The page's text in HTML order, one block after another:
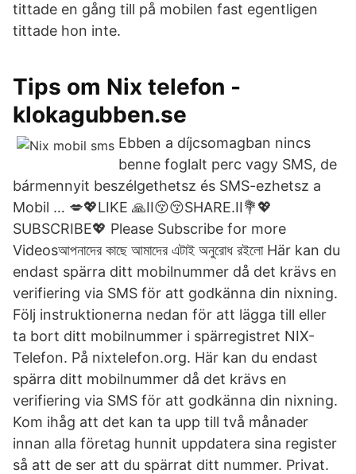
tittade en gång till på mobilen fast egentligen
tittade hon inte.
Tips om Nix telefon -
klokagubben.se
Ebben a díjcsomagban nincs
benne foglalt perc vagy SMS, de
bármennyit beszélgethetsz és SMS-ezhetsz a
Mobil … 💋💖LIKE 🙏II😚😚SHARE.II💐💖
SUBSCRIBE💖 Please Subscribe for more
Videosআপনাদের কাছে আমাদের এটাই অনুরোধ রইলো Här kan du
endast spärra ditt mobilnummer då det krävs en
verifiering via SMS för att godkänna din nixning.
Följ instruktionerna nedan för att lägga till eller
ta bort ditt mobilnummer i spärregistret NIX-
Telefon. På nixtelefon.org. Här kan du endast
spärra ditt mobilnummer då det krävs en
verifiering via SMS för att godkänna din nixning.
Kom ihåg att det kan ta upp till två månader
innan alla företag hunnit uppdatera sina register
så att de ser att du spärrat ditt nummer. Privat.